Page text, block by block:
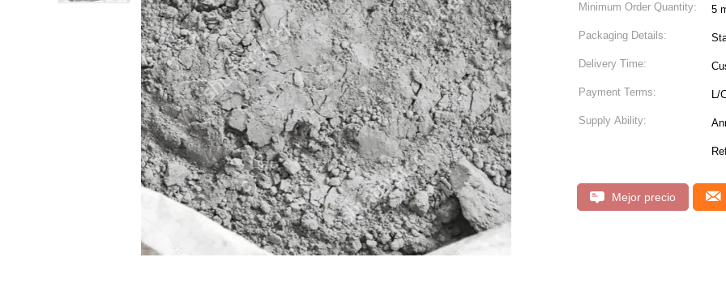
Minimum Order Quantity: 5
Packaging Details:
Delivery Time:
Payment Terms: L/
Supply Ability:
Mejor precio